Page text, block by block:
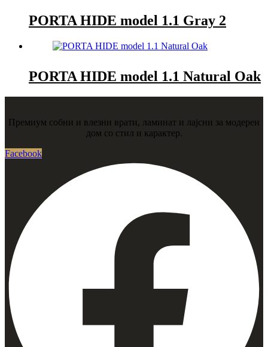
PORTA HIDE model 1.1 Gray 2
PORTA HIDE model 1.1 Natural Oak
Премиум собни и влезни врати, ламинат и лајсни за модерен
дом со стил и карактер.
Facebook